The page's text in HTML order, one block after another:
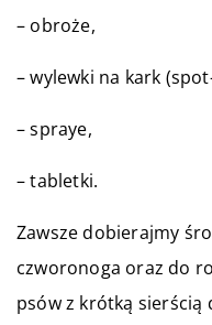
– obroże,
– wylewki na kark
– spraye,
– tabletki.
Zawsze dobierajmy
czworonoga oraz do
psów z krótką sierścią